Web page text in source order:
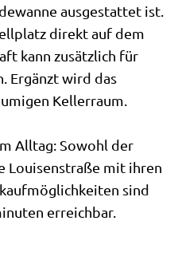
ausgestattet ist.
direkt auf dem
kann zusätzlich für
Ergänzt wird das
Kellerraum.
Alltag: Sowohl der
Louisenstraße mit ihren
sind
erreichbar.